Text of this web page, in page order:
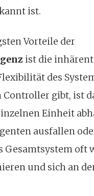
ist.
Vorteile der
ist die
des
gibt, ist
Einheit
ausfallen
Gesamtsystem oft
und sich an